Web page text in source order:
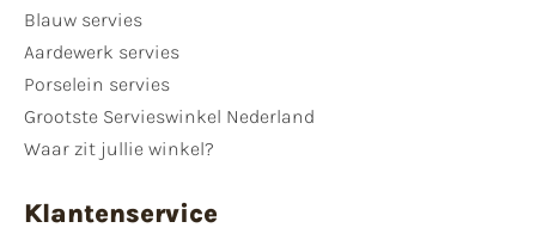
Blauw servies
Aardewerk servies
Porselein servies
Grootste Servieswinkel Nederland
Waar zit jullie winkel?
Klantenservice